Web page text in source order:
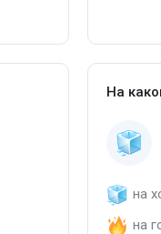
На
на
на